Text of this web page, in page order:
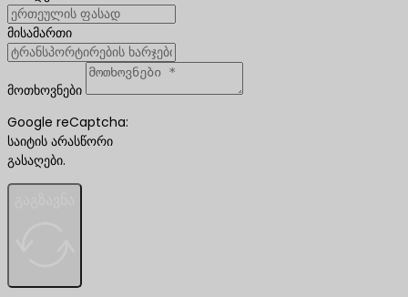
მისამართი
მოთხოვნები
Google reCaptcha:
საიტის არასწორი
გასაღები.